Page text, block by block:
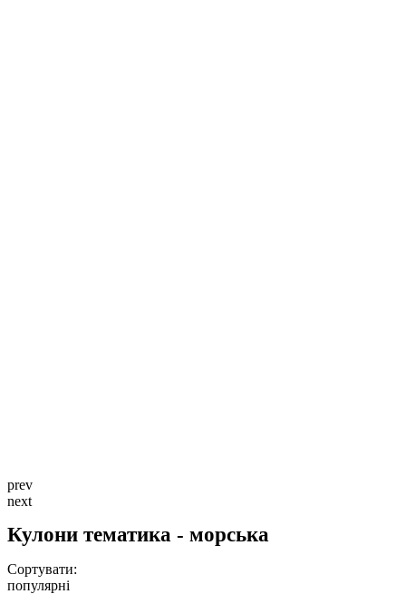
prev
next
Кулони тематика - морська
Сортувати:
популярні